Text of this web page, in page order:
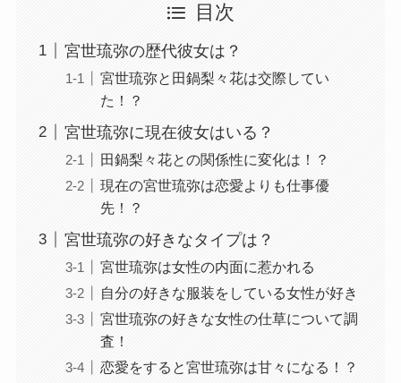
目次
宮世琉弥の歴代彼女は？
宮世琉弥と田鍋梨々花は交際してい
た！？
宮世琉弥に現在彼女はいる？
田鍋梨々花との関係性に変化は！？
現在の宮世琉弥は恋愛よりも仕事優
先！？
宮世琉弥の好きなタイプは？
宮世琉弥は女性の内面に惹かれる
自分の好きな服装をしている女性が好き
宮世琉弥の好きな女性の仕草について調
査！
恋愛をすると宮世琉弥は甘々になる！？